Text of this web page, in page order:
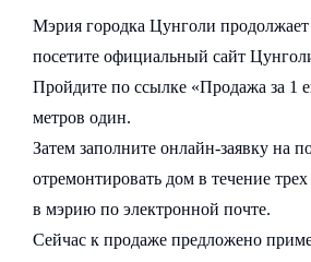
Мэрия городка Цунголи
посетите официальный сайт
Пройдите по ссылке «Продажа за 1
метров один.
Затем заполните онлайн-заявку на
отремонтировать дом в течение
в мэрию по электронной почте.
Сейчас к продаже предложено